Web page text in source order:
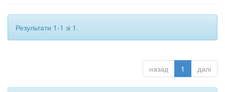
Результати 1-1 зі 1.
назад 1 далі